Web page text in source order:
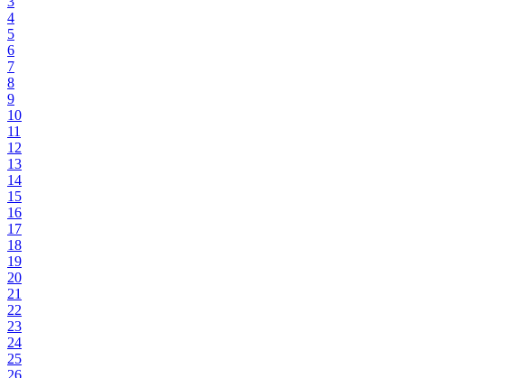
4
5
6
7
8
9
10
11
12
13
14
15
16
17
18
19
20
21
22
23
24
25